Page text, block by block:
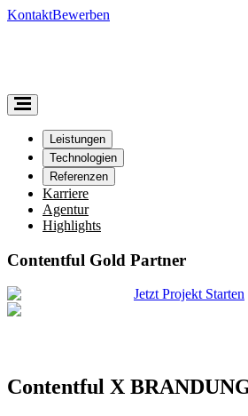
KontaktBewerben
Leistungen
Technologien
Referenzen
Karriere
Agentur
Highlights
Contentful Gold Partner
Jetzt Projekt Starten
Contentful X